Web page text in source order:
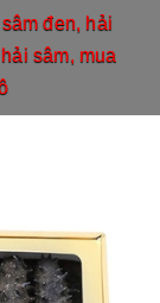
đen, hải
sâm, mua